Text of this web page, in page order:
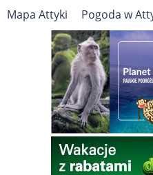
Attyka
ATRAKCJE TURYSTYCZNE,
Mapa Attyki Pogoda w